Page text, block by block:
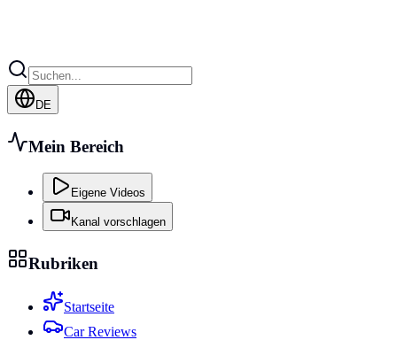
DE
Mein Bereich
Eigene Videos
Kanal vorschlagen
Rubriken
Startseite
Car Reviews